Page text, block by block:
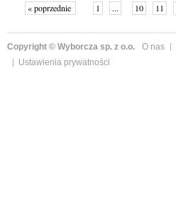
« poprzednie 1 ... 10 11
Copyright © Wyborcza sp. z o.o. O nas
Ustawienia prywatności